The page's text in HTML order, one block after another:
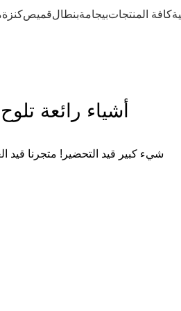
كافة المنتجاتبيجامةبنطالقميصكنزة
أشياء رائعة
شيء كبير قيد التحضير! متجرنا قيد